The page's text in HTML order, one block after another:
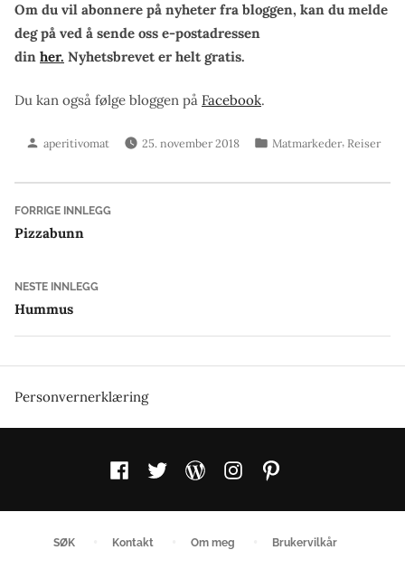
Om du vil abonnere på nyheter fra bloggen, kan du melde
deg på ved å sende oss e-postadressen
din her. Nyhetsbrevet er helt gratis.
Du kan også følge bloggen på Facebook.
Skrevet
aperitivomat 25. november 2018
Publisert
Matmarkeder, Reiser
Innleggsnavigasjon
FORRIGE INNLEGGForrige
Pizzabunn
NESTE INNLEGGNeste
Hummus
Personvernerklæring
FacebookTwitter WordPressInstagramPinterest
SØK Kontakt Om meg Brukervilkår